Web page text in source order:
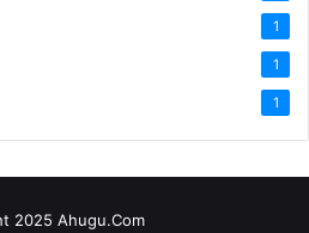
1
1
1
2025 Ahugu.Com